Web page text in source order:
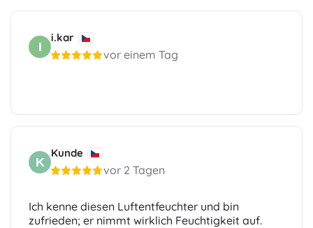
I
i.kar
vor einem Tag
K
Kunde
vor 2 Tagen
Ich kenne diesen Luftentfeuchter und bin
zufrieden; er nimmt wirklich Feuchtigkeit auf.